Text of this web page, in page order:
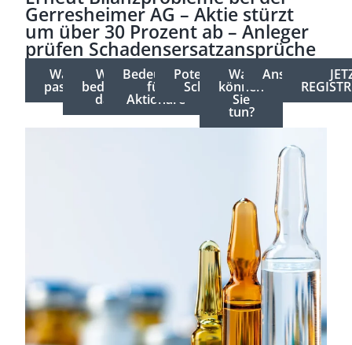
Gerresheimer AG – Aktie stürzt
um über 30 Prozent ab – Anleger
prüfen Schadensersatzansprüche
Was ist
passiert?
Was
bedeutet
das?
Bedeutung
für
Aktionäre
Potenzieller
Schaden
Was
können
Sie
tun?